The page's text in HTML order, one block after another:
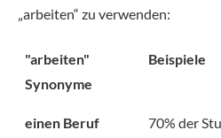
„arbeiten“ zu verwenden:
"arbeiten"
Synonyme
Beispiele
einen Beruf
70% der